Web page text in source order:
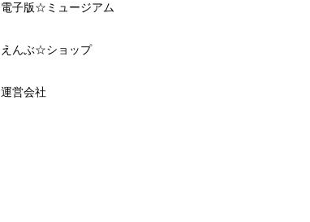
電子版☆ミュージアム
えんぶ☆ショップ
運営会社